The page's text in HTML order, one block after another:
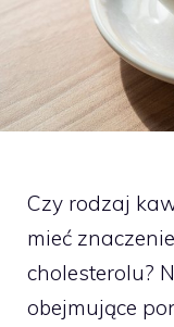
Czy rodzaj
mieć
cholesterolu?
obejmujące